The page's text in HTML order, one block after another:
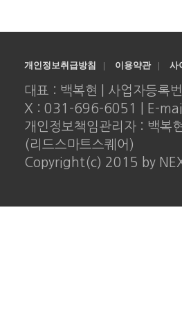
개인정보취급방침 | 이용약관 | 사
대표 : 백복현 | 사업자등
X : 031-696-6051 | E-
개인정보책임관리자 : 백복
(리드스마트스퀘어)
Copyright(c) 2015 by